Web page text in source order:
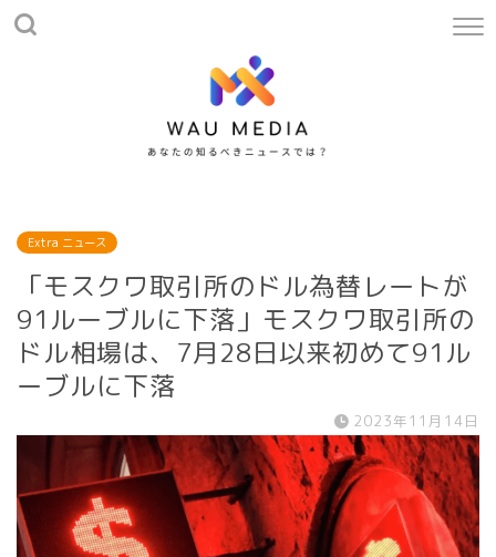
Extra ニュース
「モスクワ取引所のドル為替レートが
91ルーブルに下落」モスクワ取引所の
ドル相場は、7月28日以来初めて91ル
ーブルに下落
2023年11月14日